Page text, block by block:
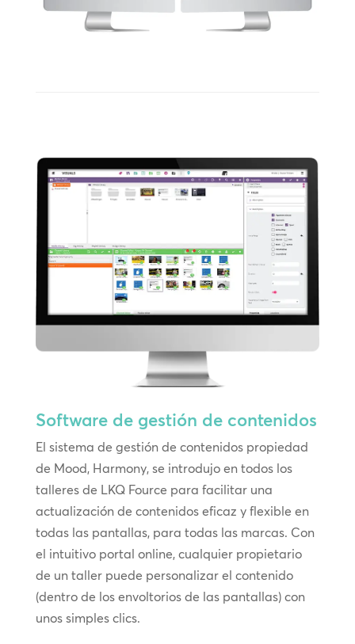
Software de gestión de contenidos
El sistema de gestión de contenidos propiedad
de Mood, Harmony, se introdujo en todos los
talleres de LKQ Fource para facilitar una
actualización de contenidos eficaz y flexible en
todas las pantallas, para todas las marcas. Con
el intuitivo portal online, cualquier propietario
de un taller puede personalizar el contenido
(dentro de los envoltorios de las pantallas) con
unos simples clics.